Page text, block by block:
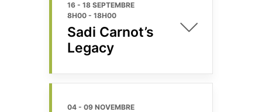
16 - 18 SEPTEMBRE
8H00 - 18H00
Sadi Carnot’s
Legacy
04 - 09 NOVEMBRE